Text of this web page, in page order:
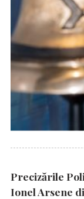
Precizările
Ionel Arsene